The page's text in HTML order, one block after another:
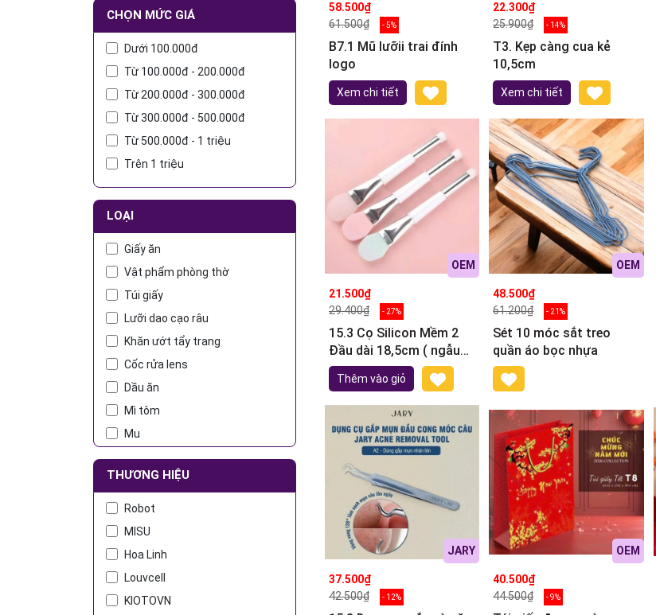
Mini/Sample
CHỌN MỨC GIÁ
Dưới 100.000đ
Từ 100.000đ - 200.000đ
Từ 200.000đ - 300.000đ
Từ 300.000đ - 500.000đ
Từ 500.000đ - 1 triệu
Trên 1 triệu
LOẠI
Giấy ăn
Vật phẩm phòng thờ
Túi giấy
Lưỡi dao cạo râu
Khăn ướt tẩy trang
Cốc rửa lens
Dầu ăn
Mì tôm
Mu
Vỏ bọc yên xe máy
Khay đựng cọ
Cờ
Gel úp móng
Dung dịch tháo móng
Cọ silicon
Bánh
THƯƠNG HIỆU
Robot
MISU
Hoa Linh
Louvcell
KIOTOVN
58.500₫
61.500₫
- 5%
B7.1 Mũ lưỡii trai đính
logo
Xem chi tiết
22.300₫
25.900₫
- 14%
T3. Kẹp càng cua kẻ
10,5cm
Xem chi tiết
OEM
21.500₫
29.400₫
- 27%
15.3 Cọ Silicon Mềm 2
Đầu dài 18,5cm ( ngẫu
nhiên)
Thêm vào giỏ
OEM
48.500₫
61.200₫
- 21%
Sét 10 móc sắt treo
quần áo bọc nhựa
JARY
37.500₫
42.500₫
- 12%
OEM
40.500₫
44.500₫
- 9%